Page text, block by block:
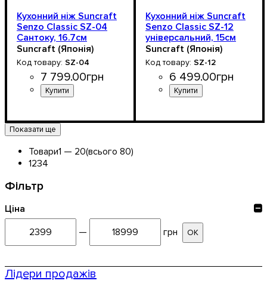
Кухонний ніж Suncraft
Senzo Classic SZ-04
Сантоку, 16.7см
Suncraft (Японія)
SZ-04
7 799.00грн
Кухонний ніж Suncraft
Senzo Classic SZ-12
універсальний, 15см
Suncraft (Японія)
SZ-12
6 499.00грн
Показати ще
Товари1 — 20(всього 80)
1234
Фільтр
Ціна
—
грн ОК
Лідери продажів